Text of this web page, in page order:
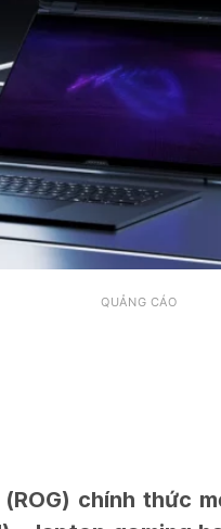
QUẢNG CÁO
(ROG) chính thức